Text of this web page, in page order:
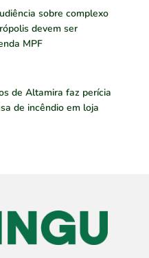
sobre complexo
devem ser
MPF
de Altamira faz perícia
de incêndio em loja